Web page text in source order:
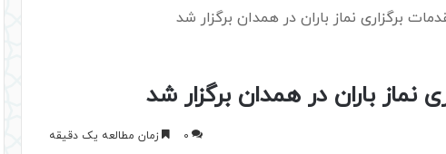
برگزاری نماز باران در همدان برگزار شد
باران در همدان برگزار شد
0 زمان مطالعه یک دقیقه